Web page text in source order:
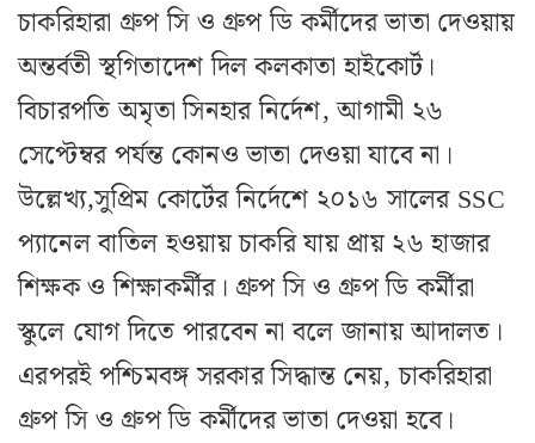
চাকরিহারা গ্রুপ সি ও গ্রুপ ডি কর্মীদের ভাতা দেওয়ায়
অন্তর্বতী স্থগিতাদেশ দিল কলকাতা হাইকোর্ট।
বিচারপতি অমৃতা সিনহার নির্দেশ, আগামী ২৬
সেপ্টেম্বর পর্যন্ত কোনও ভাতা দেওয়া যাবে না।
উল্লেখ্য,সুপ্রিম কোর্টের নির্দেশে ২০১৬ সালের SSC
প্যানেল বাতিল হওয়ায় চাকরি যায় প্রায় ২৬ হাজার
শিক্ষক ও শিক্ষাকর্মীর। গ্রুপ সি ও গ্রুপ ডি কর্মীরা
স্কুলে যোগ দিতে পারবেন না বলে জানায় আদালত।
এরপরই পশ্চিমবঙ্গ সরকার সিদ্ধান্ত নেয়, চাকরিহারা
গ্রুপ সি ও গ্রুপ ডি কর্মীদের ভাতা দেওয়া হবে।